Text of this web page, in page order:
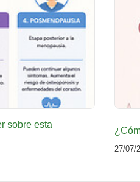
sobre esta
27/07/